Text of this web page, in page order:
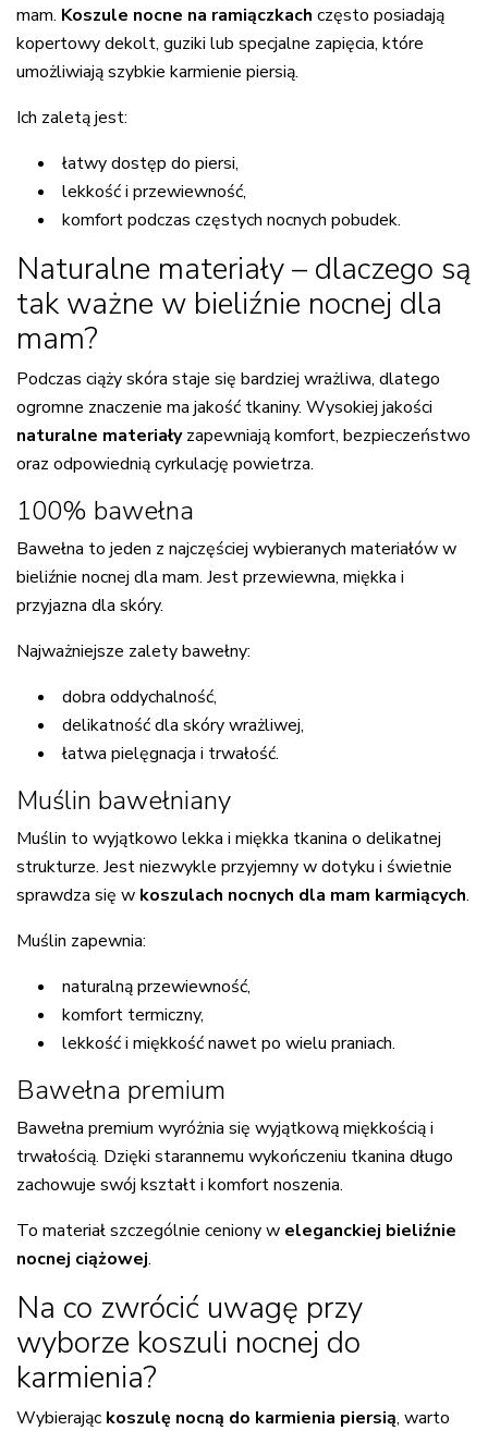
mam. Koszule nocne na ramiączkach często posiadają
kopertowy dekolt, guziki lub specjalne zapięcia, które
umożliwiają szybkie karmienie piersią.
Ich zaletą jest:
łatwy dostęp do piersi,
lekkość i przewiewność,
komfort podczas częstych nocnych pobudek.
Naturalne materiały – dlaczego są
tak ważne w bieliźnie nocnej dla
mam?
Podczas ciąży skóra staje się bardziej wrażliwa, dlatego
ogromne znaczenie ma jakość tkaniny. Wysokiej jakości
naturalne materiałyzapewniają komfort, bezpieczeństwo
oraz odpowiednią cyrkulację powietrza.
100% bawełna
Bawełna to jeden z najczęściej wybieranych materiałów w
bieliźnie nocnej dla mam. Jest przewiewna, miękka i
przyjazna dla skóry.
Najważniejsze zalety bawełny:
dobra oddychalność,
delikatność dla skóry wrażliwej,
łatwa pielęgnacja i trwałość.
Muślin bawełniany
Muślin to wyjątkowo lekka i miękka tkanina o delikatnej
strukturze. Jest niezwykle przyjemny w dotyku i świetnie
sprawdza się w koszulach nocnych dla mam karmiących.
Muślin zapewnia:
naturalną przewiewność,
komfort termiczny,
lekkość i miękkość nawet po wielu praniach.
Bawełna premium
Bawełna premium wyróżnia się wyjątkową miękkością i
trwałością. Dzięki starannemu wykończeniu tkanina długo
zachowuje swój kształt i komfort noszenia.
To materiał szczególnie ceniony w eleganckiej bieliźnie
nocnej ciążowej.
Na co zwrócić uwagę przy
wyborze koszuli nocnej do
karmienia?
Wybierając koszulę nocną do karmienia piersią, warto